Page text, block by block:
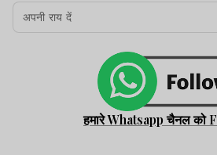
हमारे Whatsapp चैनल को